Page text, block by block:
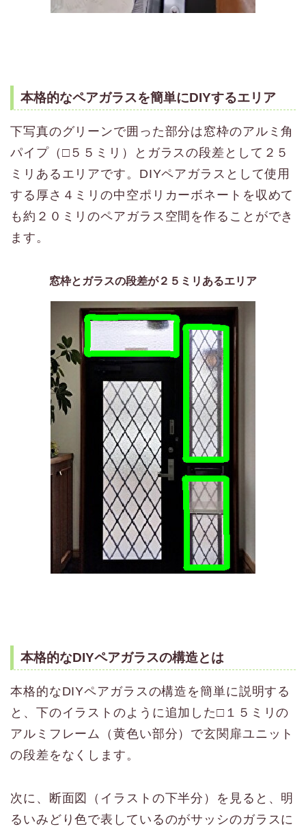
本格的なペアガラスを簡単にDIYするエリア
下写真のグリーンで囲った部分は窓枠のアルミ角
パイプ（□５５ミリ）とガラスの段差として２５
ミリあるエリアです。DIYペアガラスとして使用
する厚さ４ミリの中空ポリカーボネートを収めて
も約２０ミリのペアガラス空間を作ることができ
ます。
窓枠とガラスの段差が２５ミリあるエリア
本格的なDIYペアガラスの構造とは
本格的なDIYペアガラスの構造を簡単に説明する
と、下のイラストのように追加した□１５ミリの
アルミフレーム（黄色い部分）で玄関扉ユニット
の段差をなくします。
次に、断面図（イラストの下半分）を見ると、明
るいみどり色で表しているのがサッシのガラスに